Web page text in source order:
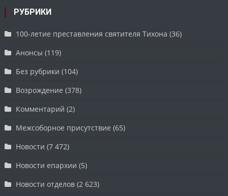
РУБРИКИ
100-летие преставления святителя Тихона (36)
Анонсы (119)
Без рубрики (104)
Возрождение (378)
Комментарий (2)
Межсоборное присутствие (65)
Новости (7 472)
Новости епархии (5)
Новости отделов (2 623)